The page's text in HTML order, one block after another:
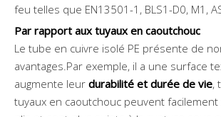
feu telles que EN13501-1, BLS1-D0, M1,
Par rapport aux tuyaux en caoutchouc
Le tube en cuivre isolé PE présente de
avantages.Par exemple, il a une surface
augmente leur durabilité et durée de vie,
tuyaux en caoutchouc peuvent